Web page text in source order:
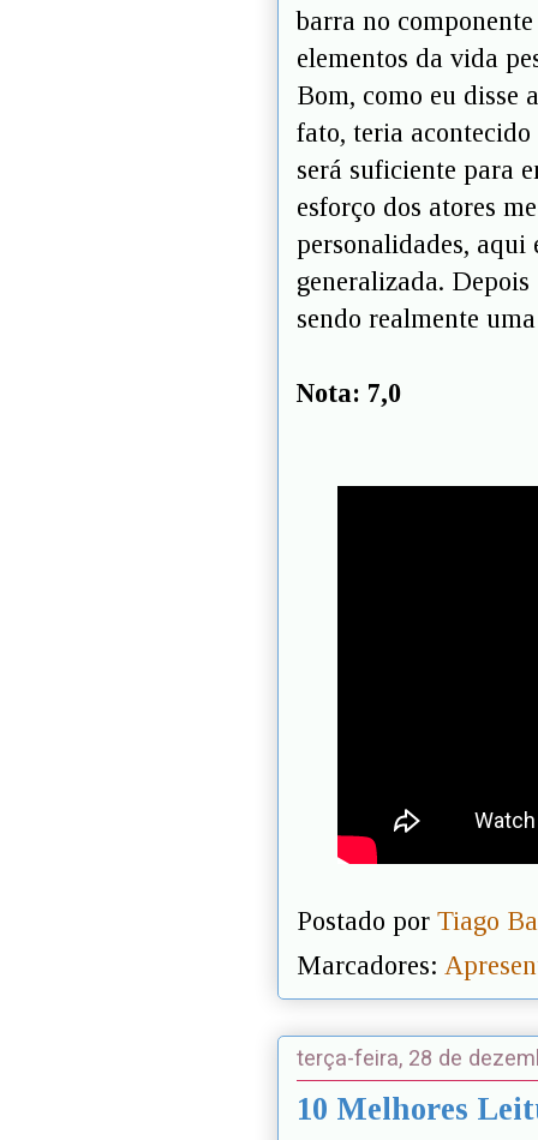
barra no
elementos da vida
Bom, como eu disse
fato, teria
será suficiente para
esforço dos atores
personalidades,
generalizada.
sendo realmente
Nota: 7,0
Postado por Tiago
Marcadores:
terça-feira, 28 de
10 Melhores